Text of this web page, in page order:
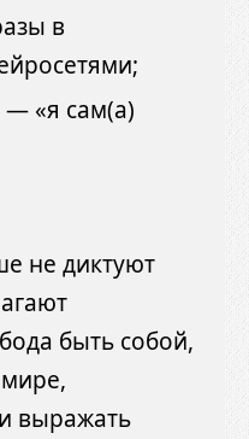
в
— «я сам(а)
не диктуют
быть собой,
выражать